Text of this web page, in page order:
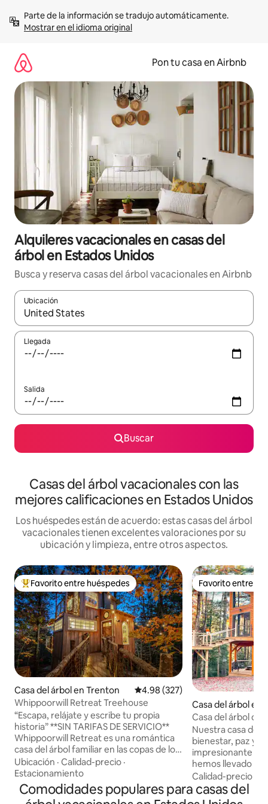
contenidoMostrar en el idioma original
Pon tu casa en Airbnb
Alquileres vacacionales en casas del
árbol en Estados Unidos
Busca y reserva casas del árbol vacacionales en Airbnb
Ubicación
Cuando los resultados estén disponibles, navega con las
Llegada
Salida
Buscar
Casas del árbol vacacionales con las
mejores calificaciones en Estados Unidos
Los huéspedes están de acuerdo: estas casas del árbol
vacacionales tienen excelentes valoraciones por su
ubicación y limpieza, entre otros aspectos.
Favorito entre huéspedes preferido
Favorito entre huéspedes
Casa del árbol en Trenton Calificación promedio: 4.98 de
4.98 (327)
Whippoorwill Retreat Treehouse
“Escapa, relájate y escribe tu propia
historia” **SIN TARIFAS DE SERVICIO**
Whippoorwill Retreat es una romántica
casa del árbol familiar en las copas de los
árboles a 20 minutos de Chattanooga.
Esta escapada tranquila ofrece vistas de
piso a techo, un lugar para ver el
amanecer, chimenea al aire libre, fogata
Ubicación · Calidad-precio ·
Estacionamiento
Favorito entre
Favorito entre
Casa del árbol en
Casa del árbol de
proyector
Nuestra casa del
bienestar, paz y
impresionante
hemos llevado la
completamente
alrededor no hay
y vida silvestre.
Calidad-precio
Comodidades populares para casas del